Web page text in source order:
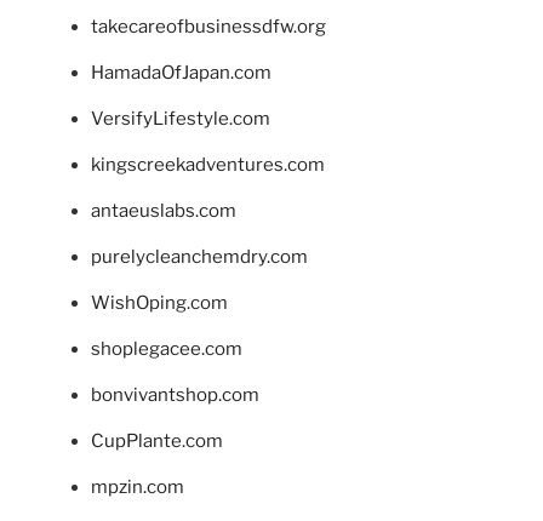
takecareofbusinessdfw.org
HamadaOfJapan.com
VersifyLifestyle.com
kingscreekadventures.com
antaeuslabs.com
purelycleanchemdry.com
WishOping.com
shoplegacee.com
bonvivantshop.com
CupPlante.com
mpzin.com